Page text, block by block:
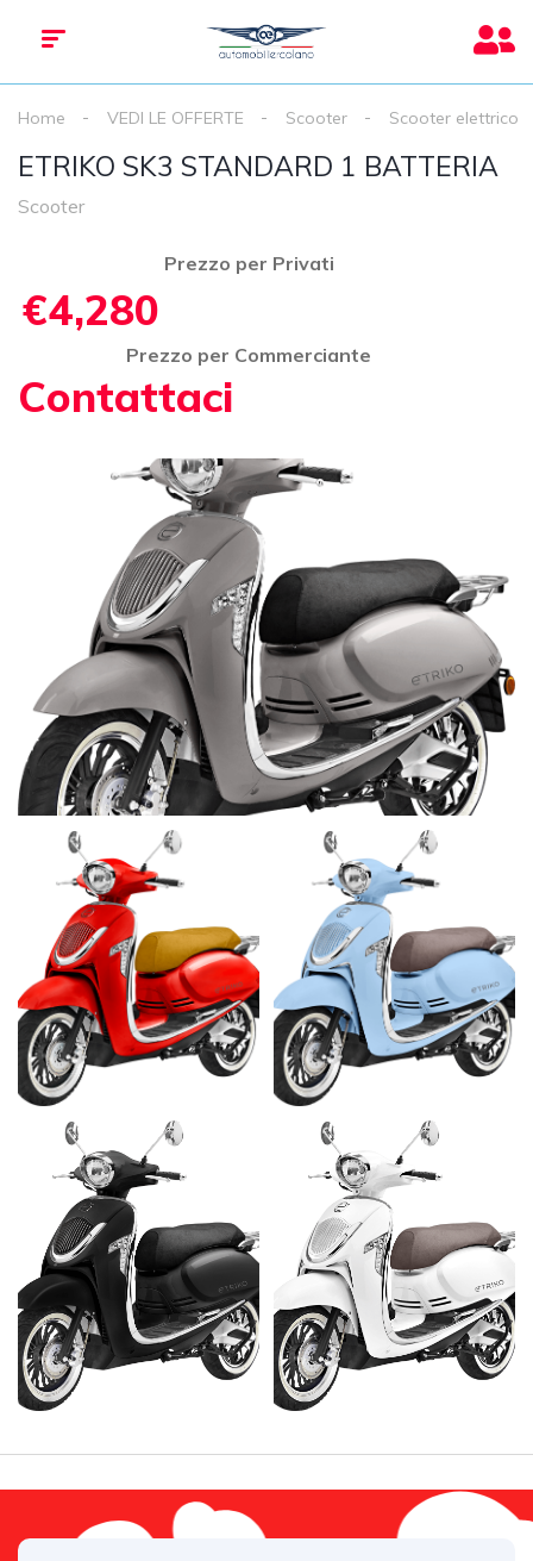
Home VEDI LE OFFERTE Scooter Scooter elettrico
ETRIKO SK3 STANDARD 1 BATTERIA
Scooter
Prezzo per Privati
€4,280
Prezzo per Commerciante
Contattaci